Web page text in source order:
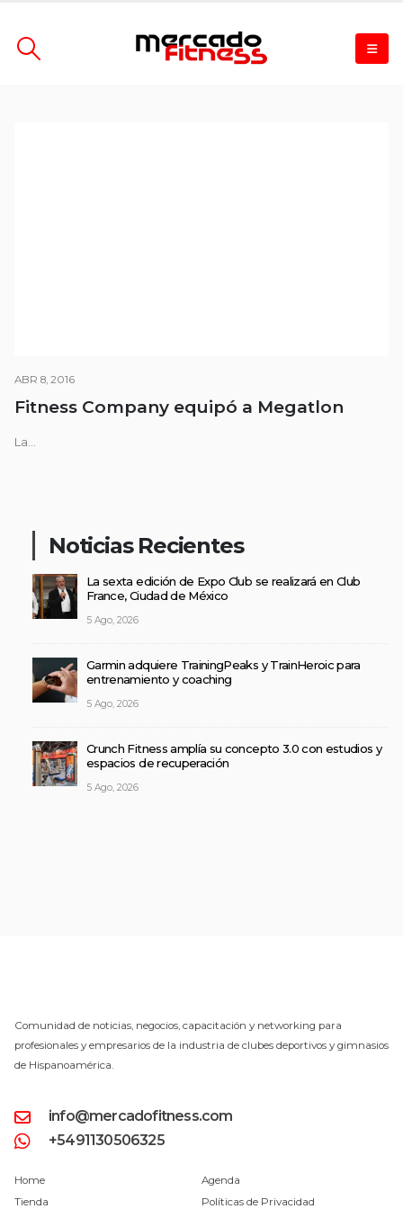
ABR 8, 2016
Fitness Company equipó a Megatlon
La...
Noticias Recientes
La sexta edición de Expo Club se realizará en Club
France, Ciudad de México
5 Ago, 2026
Garmin adquiere TrainingPeaks y TrainHeroic para
entrenamiento y coaching
5 Ago, 2026
Crunch Fitness amplía su concepto 3.0 con estudios y
espacios de recuperación
5 Ago, 2026
Comunidad de noticias, negocios, capacitación y networking para
profesionales y empresarios de la industria de clubes deportivos y gimnasios
de Hispanoamérica.
info@mercadofitness.com
+5491130506325
Home
Tienda
Agenda
Políticas de Privacidad